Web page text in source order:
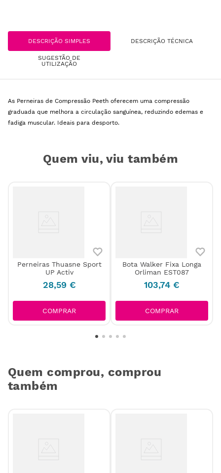
DESCRIÇÃO SIMPLES DESCRIÇÃO TÉCNICA
SUGESTÃO DE
UTILIZAÇÃO
As Perneiras de Compressão Peeth oferecem uma compressão
graduada que melhora a circulação sanguínea, reduzindo edemas e
fadiga muscular. Ideais para desporto.
Quem viu, viu também
Perneiras Thuasne Sport
UP Activ
28,59 €
COMPRAR
Bota Walker Fixa Longa
Orliman EST087
103,74 €
COMPRAR
Quem comprou, comprou
também